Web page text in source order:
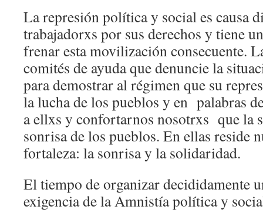
La represión política y social es causa
trabajadorxs por sus derechos y tiene
frenar esta movilización consecuente.
comités de ayuda que denuncie la
para demostrar al régimen que su
la lucha de los pueblos y en palabras
a ellxs y confortarnos nosotrxs que la
sonrisa de los pueblos. En ellas reside
fortaleza: la sonrisa y la solidaridad.
El tiempo de organizar decididamente
exigencia de la Amnistía política y